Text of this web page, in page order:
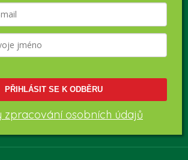
PŘIHLÁSIT SE K ODBĚRU
zpracování osobních údajů